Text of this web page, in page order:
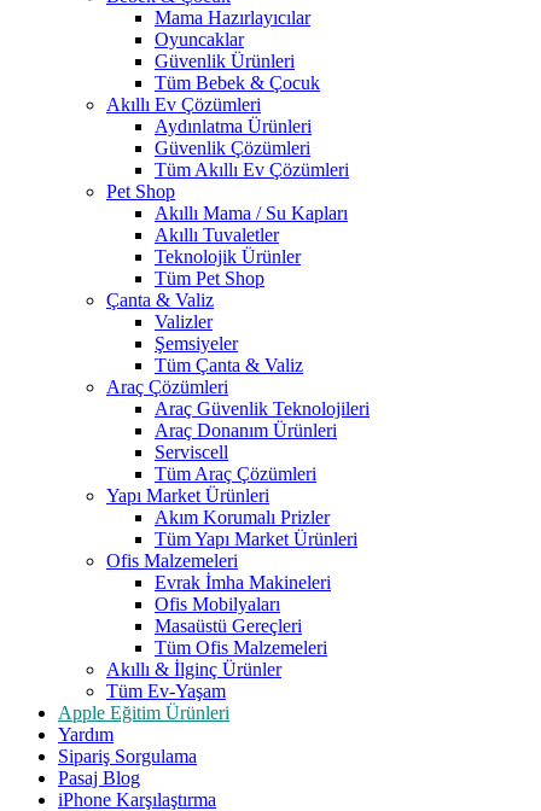
Mama Hazırlayıcılar
Oyuncaklar
Güvenlik Ürünleri
Tüm Bebek & Çocuk
Akıllı Ev Çözümleri
Aydınlatma Ürünleri
Güvenlik Çözümleri
Tüm Akıllı Ev Çözümleri
Pet Shop
Akıllı Mama / Su Kapları
Akıllı Tuvaletler
Teknolojik Ürünler
Tüm Pet Shop
Çanta & Valiz
Valizler
Şemsiyeler
Tüm Çanta & Valiz
Araç Çözümleri
Araç Güvenlik Teknolojileri
Araç Donanım Ürünleri
Serviscell
Tüm Araç Çözümleri
Yapı Market Ürünleri
Akım Korumalı Prizler
Tüm Yapı Market Ürünleri
Ofis Malzemeleri
Evrak İmha Makineleri
Ofis Mobilyaları
Masaüstü Gereçleri
Tüm Ofis Malzemeleri
Akıllı & İlginç Ürünler
Tüm Ev-Yaşam
Apple Eğitim Ürünleri
Yardım
Sipariş Sorgulama
Pasaj Blog
iPhone Karşılaştırma